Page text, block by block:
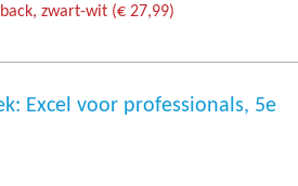
zwart-wit (€ 27,99)
Excel voor professionals, 5e